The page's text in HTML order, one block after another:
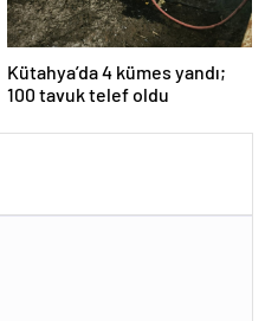
Kütahya’da 4 kümes yandı;
100 tavuk telef oldu